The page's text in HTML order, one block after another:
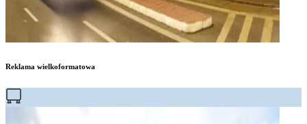
Reklama wielkoformatowa